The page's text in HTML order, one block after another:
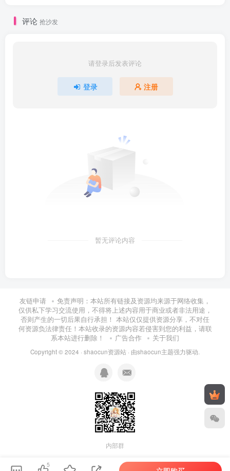
评论 抢沙发
请登录后发表评论
登录 注册
暂无评论内容
友链申请
免责声明：本站所有链接及资源均来源于网络收集，
仅供私下学习交流使用，不得将上述内容用于商业或者非法用途，
否则产生的一切后果自行承担！ 本站仅仅提供资源分享，不对任
何资源负法律责任！本站收录的资源内容若侵害到您的利益，请联
系本站进行删除！
广告合作 关于我们
Copyright © 2024 · shaocun资源站 · 由shaocun主题强力驱动.
内部群
5